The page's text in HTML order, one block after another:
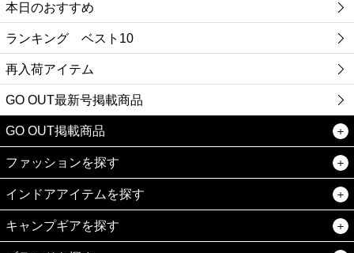
本日のおすすめ
ランキング ベスト10
再入荷アイテム
GO OUT最新号掲載商品
GO OUT掲載商品
ファッションを探す
インドアアイテムを探す
キャンプギアを探す